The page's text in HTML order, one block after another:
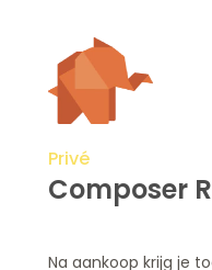
Privé
Composer
Na aankoop krijg je